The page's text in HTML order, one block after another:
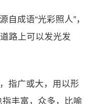
成语“光彩照人”，
路上可以发光发
指广或大，用以形
丰富，众多，比喻